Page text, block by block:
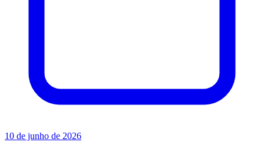
10 de junho de 2026